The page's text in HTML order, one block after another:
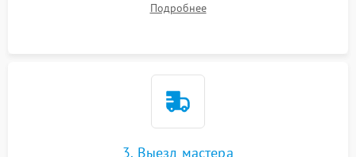
Подробнее
3. Выезд мастера